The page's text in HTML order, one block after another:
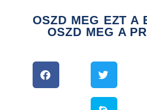
OSZD MEG EZT A
OSZD MEG A